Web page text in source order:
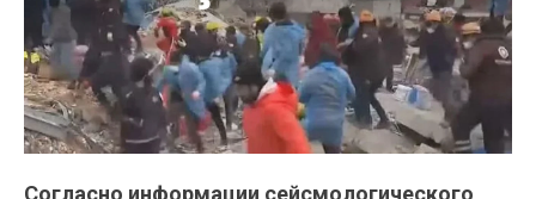
Согласно информации сейсмологического